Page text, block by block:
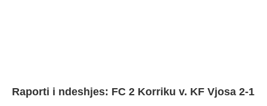
Raporti i ndeshjes: FC 2 Korriku v. KF Vjosa 2-1